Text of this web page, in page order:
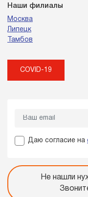
Наши филиалы
Москва
Липецк
Тамбов
COVID-19
Даю согласие на
Не нашли